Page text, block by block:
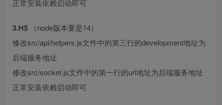
正常安装依赖启动即可
3.H5 （node版本要是14）
修改src/api/helpers.js文件中的第三行的development地址为
后端服务地址
修改src/socket.js文件中的第一行的url地址为后端服务地址
正常安装依赖启动即可